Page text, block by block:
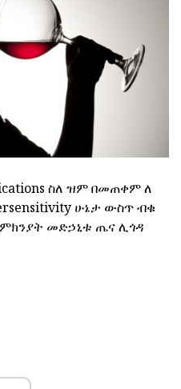
ስለ ዝም በመጠቀም ለ
ሁኔታ ውስጥ ብቁ
መድኃኒቱ ጤና ሊጎዳ